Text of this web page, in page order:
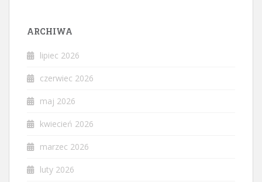
ARCHIWA
lipiec 2026
czerwiec 2026
maj 2026
kwiecień 2026
marzec 2026
luty 2026